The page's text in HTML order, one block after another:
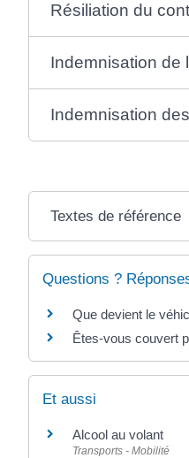
Résiliation du
Indemnisation de
Indemnisation
Textes de référence
Questions ?
Que devient le
Êtes-vous couvert
Et aussi
Alcool au volant
Transports - Mobilité